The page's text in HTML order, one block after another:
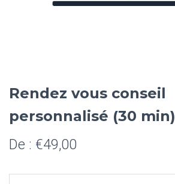
Rendez vous conseil
personnalisé (30 min)
De : €49,00